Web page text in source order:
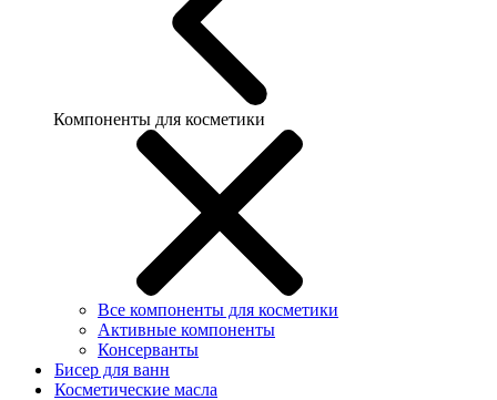
Компоненты для косметики
Все компоненты для косметики
Активные компоненты
Консерванты
Бисер для ванн
Косметические масла